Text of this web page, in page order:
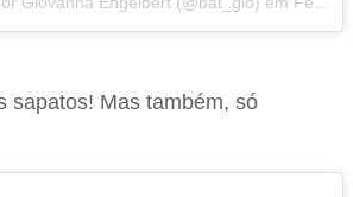
sapatos! Mas também, só